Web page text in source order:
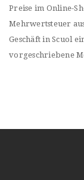
Preise im Online-
Mehrwertsteuer
Geschäft in Scuol
vorgeschriebene